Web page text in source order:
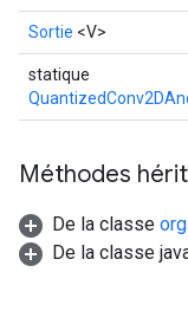
Sortie <V>
statique
Méthodes
De la classe
De la classe